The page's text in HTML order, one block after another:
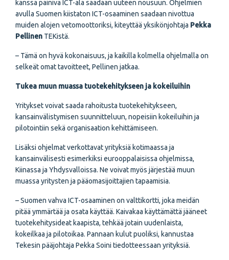
kanssa painiva ICT-ala saadaan uuteen nousuun. Ohjelmien
avulla Suomen kiistaton ICT-osaaminen saadaan nivottua
muiden alojen vetomoottoriksi, kiteyttää yksikönjohtaja Pekka
Pellinen TEKistä.
– Tämä on hyvä kokonaisuus, ja kaikilla kolmella ohjelmalla on
selkeät omat tavoitteet, Pellinen jatkaa.
Tukea muun muassa tuotekehitykseen ja kokeiluihin
Yritykset voivat saada rahoitusta tuotekehitykseen,
kansainvälistymisen suunnitteluun, nopeisiin kokeiluihin ja
pilotointiin sekä organisaation kehittämiseen.
Lisäksi ohjelmat verkottavat yrityksiä kotimaassa ja
kansainvälisesti esimerkiksi eurooppalaisissa ohjelmissa,
Kiinassa ja Yhdysvalloissa. Ne voivat myös järjestää muun
muassa yritysten ja pääomasijoittajien tapaamisia.
– Suomen vahva ICT-osaaminen on valttikortti, joka meidän
pitää ymmärtää ja osata käyttää. Kaivakaa käyttämättä jääneet
tuotekehitysideat kaapista, tehkää jotain uudenlaista,
kokeilkaa ja pilotoikaa. Pannaan kulut puoliksi, kannustaa
Tekesin pääjohtaja Pekka Soini tiedotteessaan yrityksiä.